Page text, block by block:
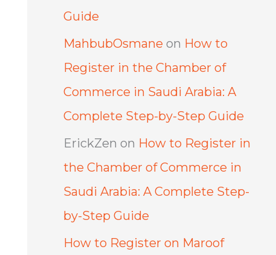
Guide
MahbubOsmane on How to
Register in the Chamber of
Commerce in Saudi Arabia: A
Complete Step-by-Step Guide
ErickZen on How to Register in
the Chamber of Commerce in
Saudi Arabia: A Complete Step-
by-Step Guide
How to Register on Maroof